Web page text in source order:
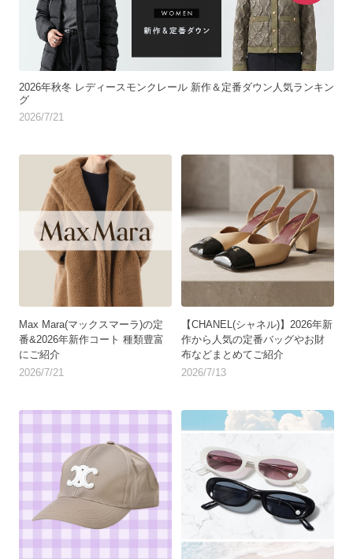
2026年秋冬 レディースモンクレール 新作＆定番ダウン人気ランキン
グ
2026/7/21
Max Mara(マックスマーラ)の定
番&2026年新作コート 種類豊富
にご紹介
2026/7/21
【CHANEL(シャネル)】2026年新
作から人気の定番バッグやお財
布などまとめてご紹介
2026/7/13